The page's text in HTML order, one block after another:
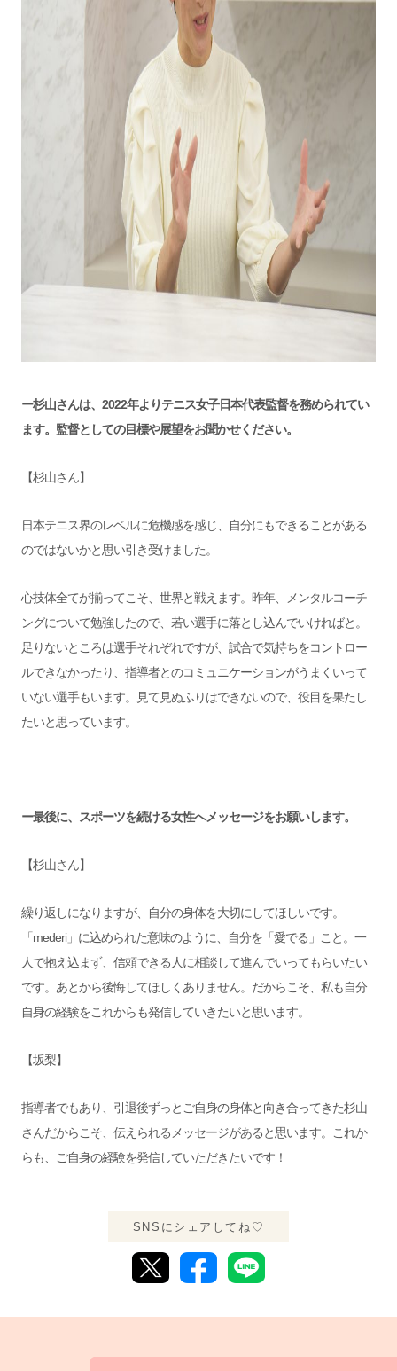
ー杉山さんは、2022年よりテニス女子日本代表監督を務められてい
ます。監督としての目標や展望をお聞かせください。
【杉山さん】
日本テニス界のレベルに危機感を感じ、自分にもできることがある
のではないかと思い引き受けました。
心技体全てが揃ってこそ、世界と戦えます。昨年、メンタルコーチ
ングについて勉強したので、若い選手に落とし込んでいければと。
足りないところは選手それぞれですが、試合で気持ちをコントロー
ルできなかったり、指導者とのコミュニケーションがうまくいって
いない選手もいます。見て見ぬふりはできないので、役目を果たし
たいと思っています。
ー最後に、スポーツを続ける女性へメッセージをお願いします。
【杉山さん】
繰り返しになりますが、自分の身体を大切にしてほしいです。
「mederi」に込められた意味のように、自分を「愛でる」こと。一
人で抱え込まず、信頼できる人に相談して進んでいってもらいたい
です。あとから後悔してほしくありません。だからこそ、私も自分
自身の経験をこれからも発信していきたいと思います。
【坂梨】
指導者でもあり、引退後ずっとご自身の身体と向き合ってきた杉山
さんだからこそ、伝えられるメッセージがあると思います。これか
らも、ご自身の経験を発信していただきたいです！
SNSにシェアしてね♡